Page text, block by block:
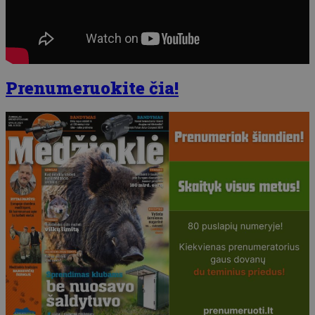
Prenumeruokite čia!